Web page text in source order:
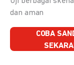
dan aman
COBA